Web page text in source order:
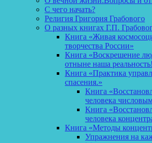
С чего начать?
Религия Григория Грабового
О разных книгах Г.П.
Книга «Живая
творчества России»
Книга «Воскрешение
отныне наша
Книга «Практика
спасения.»
Книга
человека
Книга
человека
Книга «Методы
Упражнения на